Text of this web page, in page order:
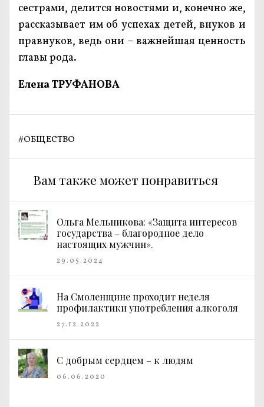
сестрами, делится новостями и, конечно же,
рассказывает им об успехах детей, внуков и
правнуков, ведь они – важнейшая ценность
главы рода.
Елена ТРУФАНОВА
#ОБЩЕСТВО
Вам также может понравиться
Ольга Мельникова: «Защита интересов
государства – благородное дело
настоящих мужчин».
29.05.2024
На Смоленщине проходит неделя
профилактики употребления алкоголя
27.12.2022
С добрым сердцем – к людям
06.06.2020